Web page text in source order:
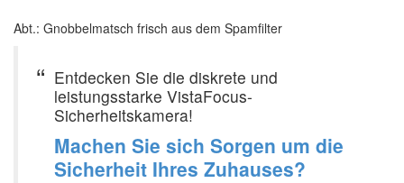
Abt.: Gnobbelmatsch frisch aus dem Spamfilter
Entdecken Sie die diskrete und
leistungsstarke VistaFocus-
Sicherheitskamera!
Machen Sie sich Sorgen um die
Sicherheit Ihres Zuhauses?